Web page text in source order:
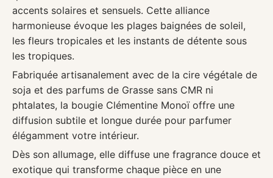
accents solaires et sensuels. Cette alliance
harmonieuse évoque les plages baignées de soleil,
les fleurs tropicales et les instants de détente sous
les tropiques.
Fabriquée artisanalement avec de la cire végétale de
soja et des parfums de Grasse sans CMR ni
phtalates, la bougie Clémentine Monoï offre une
diffusion subtile et longue durée pour parfumer
élégamment votre intérieur.
Dès son allumage, elle diffuse une fragrance douce et
exotique qui transforme chaque pièce en une